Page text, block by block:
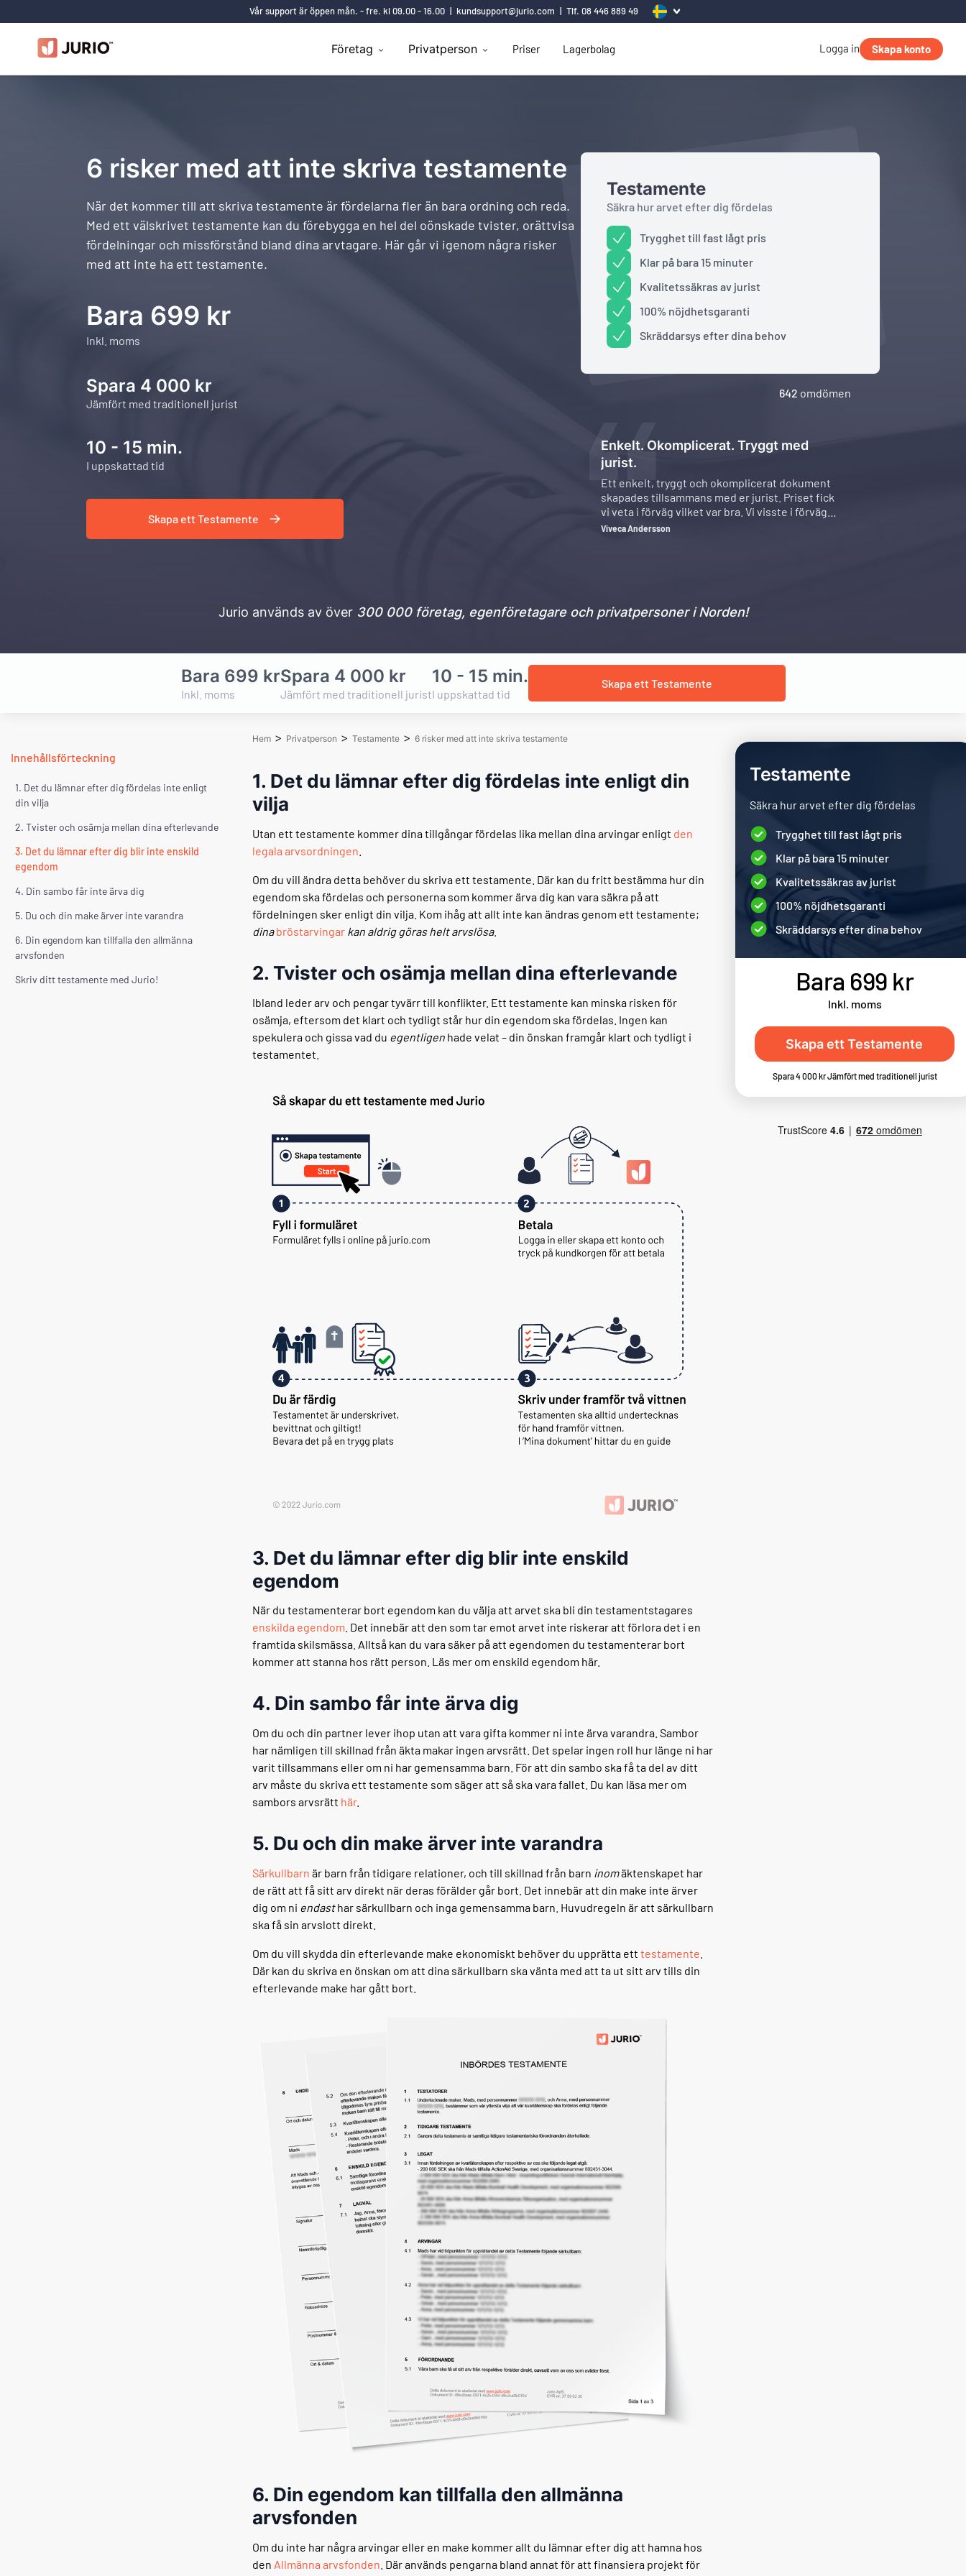
Vår support är öppen mån. - fre. kl 09.00 - 16.00 | kundsupport@jurio.com | Tlf. 08 446 889 49
Företag Privatperson Priser Lagerbolag Logga in Skapa konto
6 risker med att inte skriva testamente
När det kommer till att skriva testamente är fördelarna fler än bara ordning och reda.
Med ett välskrivet testamente kan du förebygga en hel del oönskade tvister, orättvisa
fördelningar och missförstånd bland dina arvtagare. Här går vi igenom några risker
med att inte ha ett testamente.
Bara 699 kr
Inkl. moms
Spara 4 000 kr
Jämfört med traditionell jurist
10 - 15 min.
I uppskattad tid
Skapa ett Testamente
Testamente
Säkra hur arvet efter dig fördelas
Trygghet till fast lågt pris
Klar på bara 15 minuter
Kvalitetssäkras av jurist
100% nöjdhetsgaranti
Skräddarsys efter dina behov
642 omdömen
Enkelt. Okomplicerat. Tryggt med
jurist.
Ett enkelt, tryggt och okomplicerat dokument
skapades tillsammans med er jurist. Priset fick
vi veta i förväg vilket var bra. Vi visste i förväg
vad testamentets grundinnehåll skulle
Viveca Andersson
Jurio används av över 300 000 företag, egenföretagare och privatpersoner i Norden!
Bara 699 kr
Inkl. moms
Spara 4 000 kr
Jämfört med traditionell jurist
10 - 15 min.
I uppskattad tid
Skapa ett Testamente
Innehållsförteckning
1. Det du lämnar efter dig fördelas inte enligt
din vilja
2. Tvister och osämja mellan dina efterlevande
3. Det du lämnar efter dig blir inte enskild
egendom
4. Din sambo får inte ärva dig
5. Du och din make ärver inte varandra
6. Din egendom kan tillfalla den allmänna
arvsfonden
Skriv ditt testamente med Jurio!
Hem > Privatperson > Testamente > 6 risker med att inte skriva testamente
1. Det du lämnar efter dig fördelas inte enligt din
vilja
Utan ett testamente kommer dina tillgångar fördelas lika mellan dina arvingar enligt den
legala arvsordningen
Om du vill ändra detta behöver du skriva ett testamente. Där kan du fritt bestämma hur din
egendom ska fördelas och personerna som kommer ärva dig kan vara säkra på att
fördelningen sker enligt din vilja. Kom ihåg att allt inte kan ändras genom ett testamente;
dinabröstarvingar kan aldrig göras helt arvslösa.
2. Tvister och osämja mellan dina efterlevande
Ibland leder arv och pengar tyvärr till konflikter. Ett testamente kan minska risken för
osämja, eftersom det klart och tydligt står hur din egendom ska fördelas. Ingen kan
spekulera och gissa vad du egentligen hade velat – din önskan framgår klart och tydligt i
testamentet.
3. Det du lämnar efter dig blir inte enskild
egendom
När du testamenterar bort egendom kan du välja att arvet ska bli din testamentstagares
enskilda egendom . Det innebär att den som tar emot arvet inte riskerar att förlora det i en
framtida skilsmässa. Alltså kan du vara säker på att egendomen du testamenterar bort
kommer att stanna hos rätt person. Läs mer om enskild egendom här.
4. Din sambo får inte ärva dig
Om du och din partner lever ihop utan att vara gifta kommer ni inte ärva varandra. Sambor
har nämligen till skillnad från äkta makar ingen arvsrätt. Det spelar ingen roll hur länge ni har
varit tillsammans eller om ni har gemensamma barn. För att din sambo ska få ta del av ditt
arv måste du skriva ett testamente som säger att så ska vara fallet. Du kan läsa mer om
sambors arvsrätt här.
5. Du och din make ärver inte varandra
Särkullbarn är barn från tidigare relationer, och till skillnad från barn inomäktenskapet har
de rätt att få sitt arv direkt när deras förälder går bort. Det innebär att din make inte ärver
dig om ni endasthar särkullbarn och inga gemensamma barn. Huvudregeln är att särkullbarn
ska få sin arvslott direkt.
Om du vill skydda din efterlevande make ekonomiskt behöver du upprätta ett testamente
Där kan du skriva en önskan om att dina särkullbarn ska vänta med att ta ut sitt arv tills din
efterlevande make har gått bort.
6. Din egendom kan tillfalla den allmänna
arvsfonden
Om du inte har några arvingar eller en make kommer allt du lämnar efter dig att hamna hos
den Allmänna arvsfonden . Där används pengarna bland annat för att finansiera projekt för
Testamente
Säkra hur arvet efter dig fördelas
Trygghet till fast lågt pris
Klar på bara 15 minuter
Kvalitetssäkras av jurist
100% nöjdhetsgaranti
Skräddarsys efter dina behov
Bara 699 kr
Inkl. moms
Skapa ett Testamente
Spara 4 000 kr Jämfört med traditionell jurist